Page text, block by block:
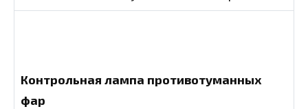
Контрольная лампа противотуманных
фар